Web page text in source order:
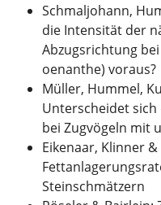
Schmaljohann,
die Intensität der
Abzugsrichtung
oenanthe) voraus?
Müller, Hummel,
Unterscheidet sich
bei Zugvögeln mit
Eikenaar, Klinner
Steinschmätzern